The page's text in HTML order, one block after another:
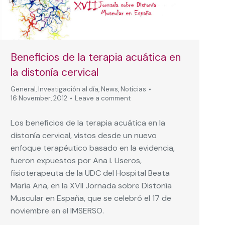
Beneficios de la terapia acuática en
la distonía cervical
General, Investigación al día, News, Noticias
16 November, 2012
Leave a comment
Los beneficios de la terapia acuática en la
distonía cervical, vistos desde un nuevo
enfoque terapéutico basado en la evidencia,
fueron expuestos por Ana I. Useros,
fisioterapeuta de la UDC del Hospital Beata
María Ana, en la XVII Jornada sobre Distonía
Muscular en España, que se celebró el 17 de
noviembre en el IMSERSO.